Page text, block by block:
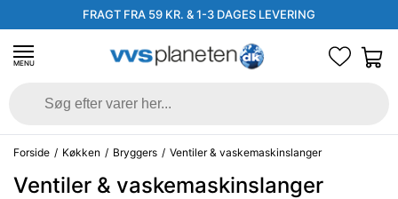
FRAGT FRA 59 KR. & 1-3 DAGES LEVERING
MENU
Forside / Køkken / Bryggers / Ventiler & vaskemaskinslanger
Ventiler & vaskemaskinslanger